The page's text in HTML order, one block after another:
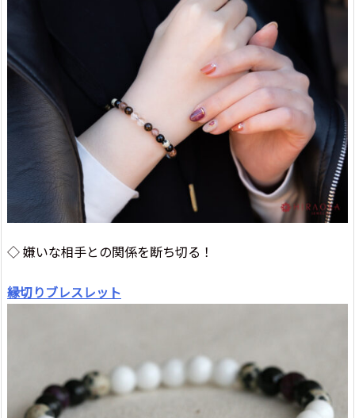
◇ 嫌いな相手との関係を断ち切る！
縁切りブレスレット